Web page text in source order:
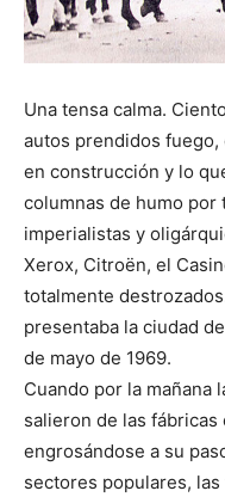
Una tensa calma.
autos prendidos
en construcción y lo
columnas de humo por
imperialistas y
Xerox, Citroën, el
totalmente
presentaba la ciudad
de mayo de 1969.
Cuando por la mañana
salieron de las
engrosándose a su
sectores populares,